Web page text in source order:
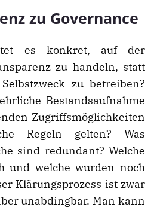
zu Governance
es konkret, auf der
zu handeln, statt
zu betreiben?
Bestandsaufnahme
Zugriffsmöglichkeiten
Regeln gelten? Was
sind redundant? Welche
und welche wurden noch
Klärungsprozess ist zwar
unabdingbar. Man kann